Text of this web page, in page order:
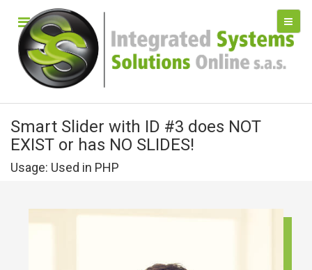
Smart Slider with ID #3 does NOT
EXIST or has NO SLIDES!
Usage: Used in PHP